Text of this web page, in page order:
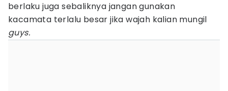
berlaku juga sebaliknya jangan gunakan
kacamata terlalu besar jika wajah kalian mungil
guys.